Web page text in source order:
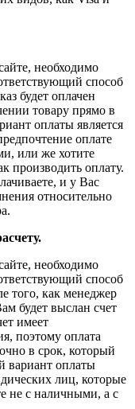
необходимо
способ
будет оплачен
товару прямо в
оплаты является
оплате
или же хотите
производить оплату.
и у Вас
относительно
необходимо
способ
того, как менеджер
будет выслан счет
имеет
поэтому оплата
в срок, который
вариант оплаты
лиц, которые
не с наличными, а с